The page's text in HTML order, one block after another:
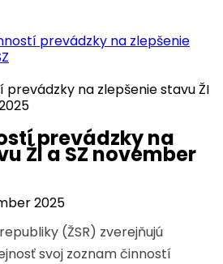
prevádzky na zlepšenie
prevádzky na zlepšenie stavu ŽI
prevádzky na
ŽI a SZ november
2025
(ŽSR) zverejňujú
svoj zoznam činností